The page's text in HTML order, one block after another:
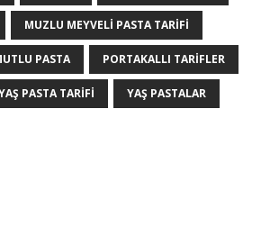
MUZLU MEYVELI PASTA TARIFI
PASTA PORTAKALLI TARIFLER
PASTA TARIFI YAŞ PASTALAR